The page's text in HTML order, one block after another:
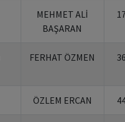
MEHMET ALİ
BAŞARAN
FERHAT ÖZMEN
ÖZLEM ERCAN